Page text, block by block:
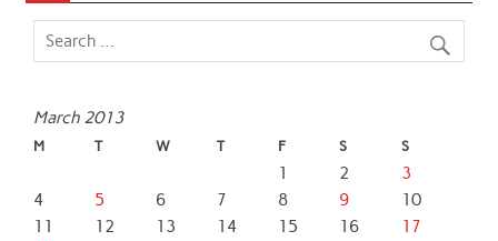
March 2013
M T W T F S S
1 2
3
4
5 6 7 8 9
10
11
12 13 14 15 16
17